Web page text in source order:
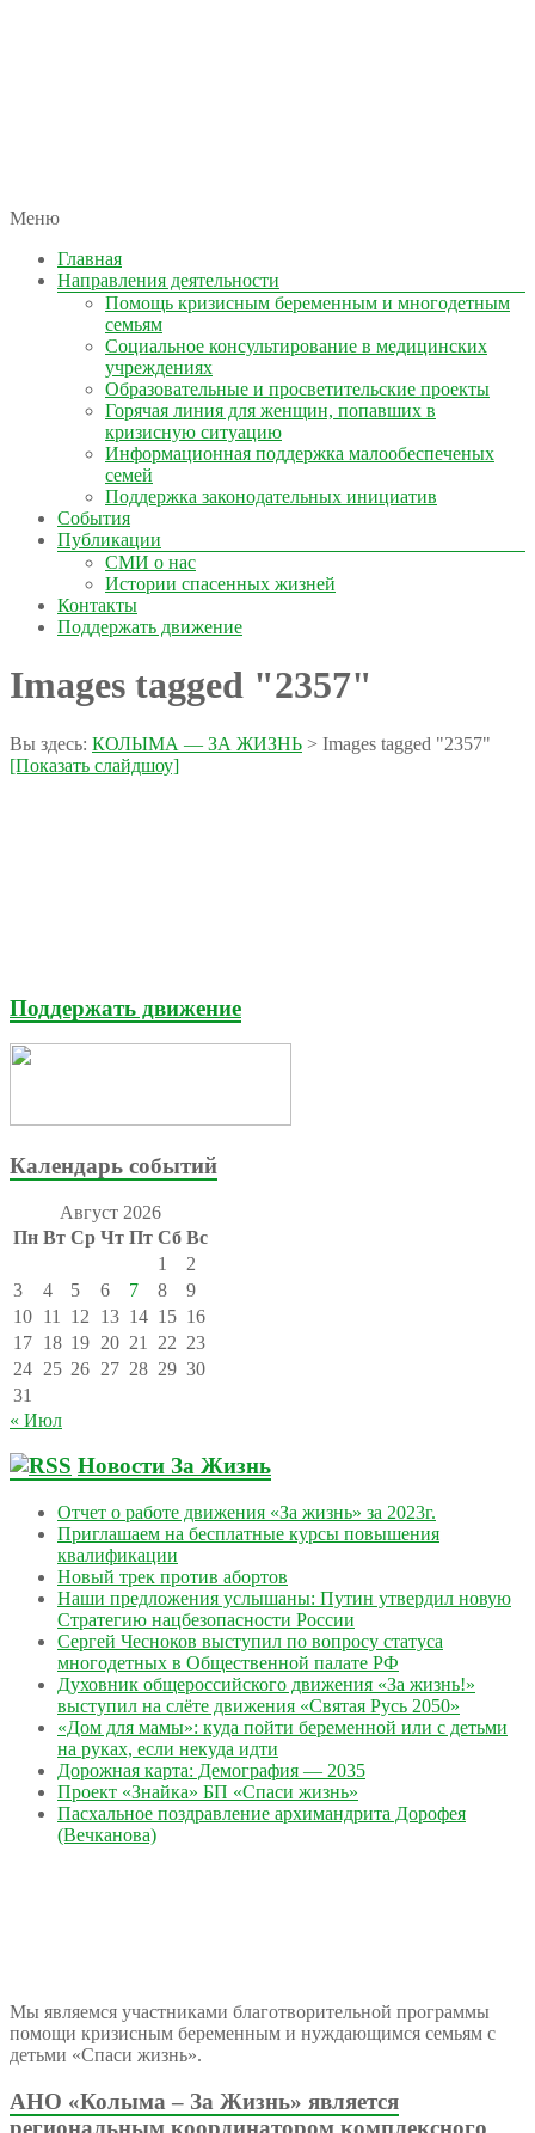
КОЛЫМА — ЗА ЖИЗНЬ
автономная некоммерческая организация
Меню
Главная
Направления деятельности
Помощь кризисным беременным и многодетным
семьям
Социальное консультирование в медицинских
учреждениях
Образовательные и просветительские проекты
Горячая линия для женщин, попавших в
кризисную ситуацию
Информационная поддержка малообеспеченых
семей
Поддержка законодательных инициатив
События
Публикации
СМИ о нас
Истории спасенных жизней
Контакты
Поддержать движение
Images tagged "2357"
Вы здесь: КОЛЫМА — ЗА ЖИЗНЬ > Images tagged "2357"
[Показать слайдшоу]
Поддержать движение
Календарь событий
Август 2026
Пн Вт Ср Чт Пт Сб Вс
1
2
3
4 5 6 7 8
9
10 11 12 13 14 15 16
17 18 19 20 21 22 23
24 25 26 27 28 29 30
31
« Июл
Новости За Жизнь
Отчет о работе движения «За жизнь» за 2023г.
Приглашаем на бесплатные курсы повышения
квалификации
Новый трек против абортов
Наши предложения услышаны: Путин утвердил новую
Стратегию нацбезопасности России
Сергей Чесноков выступил по вопросу статуса
многодетных в Общественной палате РФ
Духовник общероссийского движения «За жизнь!»
выступил на слёте движения «Святая Русь 2050»
«Дом для мамы»: куда пойти беременной или с детьми
на руках, если некуда идти
Дорожная карта: Демография — 2035
Проект «Знайка» БП «Спаси жизнь»
Пасхальное поздравление архимандрита Дорофея
(Вечканова)
Мы являемся участниками благотворительной программы
помощи кризисным беременным и нуждающимся семьям с
детьми «Спаси жизнь».
АНО «Колыма – За Жизнь» является
региональным координатором комплексного